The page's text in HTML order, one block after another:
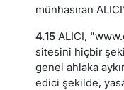
münhasıran
4.15 ALICI,
sitesini hiçbir
genel ahlaka
edici şekilde,